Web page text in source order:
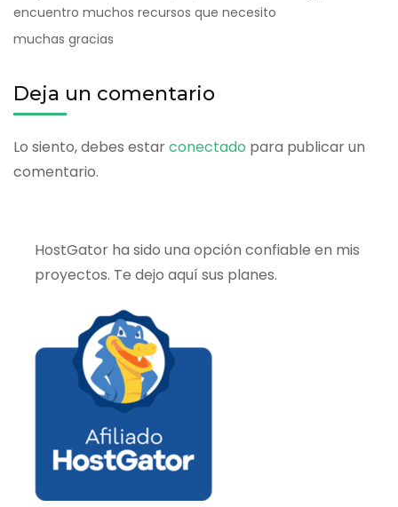
encuentro muchos recursos que necesito
muchas gracias
Deja un comentario
Lo siento, debes estarconectado para publicar un
comentario.
HostGator ha sido una opción confiable en mis
proyectos. Te dejo aquí sus planes.